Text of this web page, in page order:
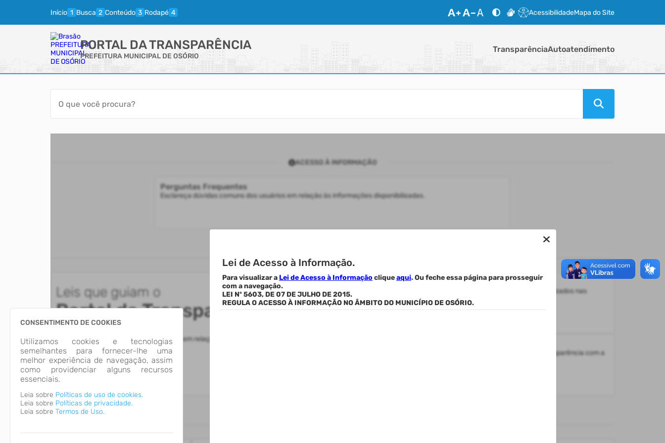
Início Busca Conteúdo Rodapé AcessibilidadeMapa do Site
PORTAL DA TRANSPARÊNCIA
PREFEITURA MUNICIPAL DE OSÓRIO
TransparênciaAutoatendimento
Lei de Acesso à Informação.
Para visualizar a Lei de Acesso à Informação cliqueaqui. Ou feche essa página para prosseguir
com a navegação.
LEI Nº 5603, DE 07 DE JULHO DE 2015.
REGULA O ACESSO À INFORMAÇÃO NO ÂMBITO DO MUNICÍPIO DE OSÓRIO.
CONSENTIMENTO DE COOKIES
Utilizamos cookies e tecnologias
semelhantes para fornecer-lhe uma
melhor experiência de navegação, assim
como providenciar alguns recursos
essenciais.
Leia sobre Políticas de uso de cookies.
Leia sobre Políticas de privacidade.
Leia sobre Termos de Uso.
ACESSO À INFORMAÇÃO
Perguntas Frequentes
Esclareça dúvidas comuns dos usuários em relação às informações disponibilizadas.
INFORMACIONAL
Leis que guiam o
Portal da Transparência
Esclareça dúvidas comuns dos usuários em relação ao cumprimento legal das informações
apresentadas.
Acessar
Glossário
Auxilia na compreensão de termos utilizados nas
informações disponibilizadas.
Consulte a estrutura do Portal da Transparência com a